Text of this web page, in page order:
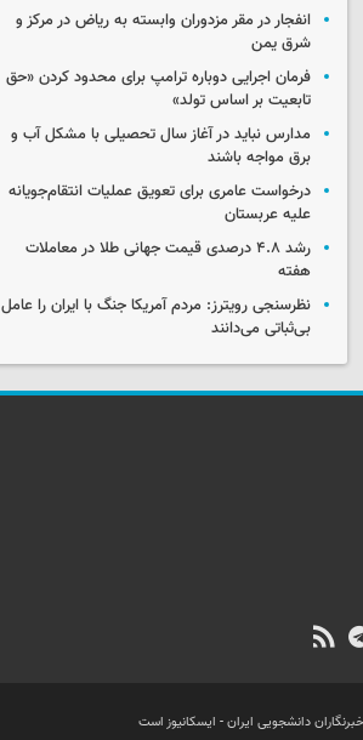
انفجار در مقر مزدوران وابسته به ریاض در مرکز و
شرق یمن
فرمان اجرایی دوباره ترامپ برای محدود کردن «حق
تابعیت بر اساس تولد»
مدارس نباید در آغاز سال تحصیلی با مشکل آب و
برق مواجه باشند
درخواست عامری برای تعویق عملیات انتقام‌جویانه
علیه عربستان
رشد ۴.۸ درصدی قیمت جهانی طلا در معاملات
هفته
نظرسنجی رویترز: مردم آمریکا جنگ با ایران را عامل
بی‌ثباتی می‌دانند
دانشجویی ایران - ایسکانیوز است